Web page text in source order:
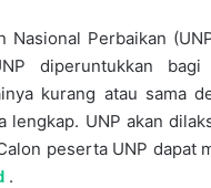
Perbaikan
diperuntukkan bagi
kurang atau sama
UNP akan
peserta UNP dapat
.